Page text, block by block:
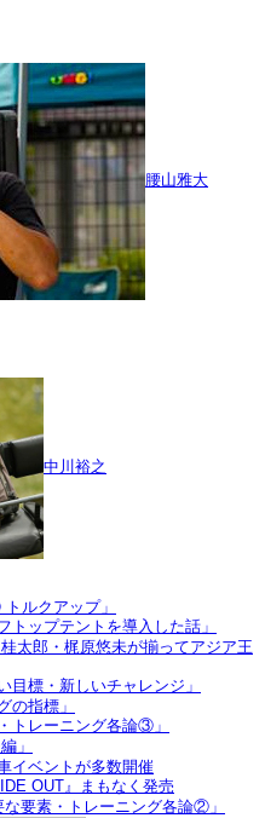
腰山雅大
中川裕之
ルクアップ」
トップテントを導入した話」
太郎・梶原悠未が揃ってアジア王
目標・新しいチャレンジ」
の指標」
トレーニング各論③」
」
イベントが多数開催
OUT』まもなく発売
要素・トレーニング各論②」